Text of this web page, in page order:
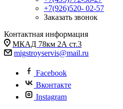
+7(926)520- 02-57
Заказать звонок
Контактная информация
МКАД 78км 2А ст.3
migstroyservis@mail.ru
Facebook
Вконтакте
Instagram